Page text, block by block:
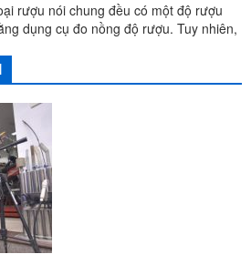
rượu nói chung đều có một độ rượu
dụng cụ đo nồng độ rượu. Tuy nhiên,